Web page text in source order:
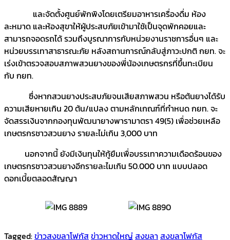
และจัดตั้งศูนย์พักพิงโดยเตรียมอาหารเครื่องดื่ม ห้อง
ละหมาด และห้องสุขาให้ผู้ประสบภัยเข้ามาใช้เป็นจุดพักคอยและ
สามารถจอดรถได้ รวมถึงบูรณาการกับหน่วยงานราชการอื่นๆ และ
หน่วยบรรเทาสาธารณะภัย หลังสถานการณ์กลับสู่ภาวะปกติ กยท. จะ
เร่งเข้าตรวจสอบสภาพสวนยางของพี่น้องเกษตรกรที่ขึ้นทะเบียน
กับ กยท.
ซึ่งหากสวนยางประสบภัยจนเสียสภาพสวน หรือต้นยางได้รับ
ความเสียหายเกิน 20 ต้น/แปลง ตามหลักเกณฑ์ที่กำหนด กยท. จะ
จัดสรรเงินจากกองทุนพัฒนายางพารามาตรา 49(5) เพื่อช่วยเหลือ
เกษตรกรชาวสวนยาง รายละไม่เกิน 3,000 บาท
นอกจากนี้ ยังมีเงินทุนให้กู้ยืมเพื่อบรรเทาความเดือดร้อนของ
เกษตรกรชาวสวนยางอีกรายละไมเกิน 50.000 บาท แบบปลอด
ดอกเบี้ยตลอดสัญญา
Tagged:ข่าวสงขลาโฟกัสข่าวหาดใหญ่ สงขลา สงขลาโฟกัส